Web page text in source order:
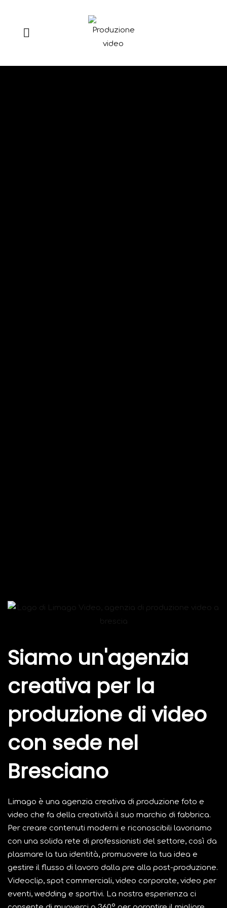
Siamo un'agenzia
creativa per la
produzione di video
con sede nel
Bresciano
Limago è una agenzia creativa di produzione foto e
video che fa della creatività il suo marchio di fabbrica.
Per creare contenuti moderni e riconoscibili lavoriamo
con una solida rete di professionisti del settore, così da
plasmare la tua identità, promuovere la tua idea e
gestire il flusso di lavoro dalla pre alla post-produzione.
Videoclip, spot commerciali, video corporate, video per
eventi, wedding e sportivi. La nostra esperienza ci